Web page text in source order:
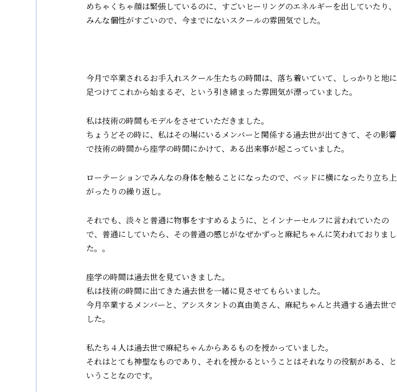
めちゃくちゃ顔は緊張しているのに、すごいヒーリングのエネルギーを出していたり、
みんな個性がすごいので、今までにないスクールの雰囲気でした。
今月で卒業されるお手入れスクール生たちの時間は、落ち着いていて、しっかりと地に
足つけてこれから始まるぞ、という引き締まった雰囲気が漂っていました。
私は技術の時間もモデルをさせていただきました。
ちょうどその時に、私はその場にいるメンバーと関係する過去世が出てきて、その影響
で技術の時間から座学の時間にかけて、ある出来事が起こっていました。
ローテーションでみんなの身体を触ることになったので、ベッドに横になったり立ち上
がったりの繰り返し。
それでも、淡々と普通に物事をすすめるように、とインナーセルフに言われていたの
で、普通にしていたら、その普通の感じがなぜかずっと麻紀ちゃんに笑われておりまし
た。。
座学の時間は過去世を見ていきました。
私は技術の時間に出てきた過去世を一緒に見させてもらいました。
今月卒業するメンバーと、アシスタントの真由美さん、麻紀ちゃんと共通する過去世で
した。
私たち４人は過去世で麻紀ちゃんからあるものを授かっていました。
それはとても神聖なものであり、それを授かるということはそれなりの役割がある、と
いうことなのです。